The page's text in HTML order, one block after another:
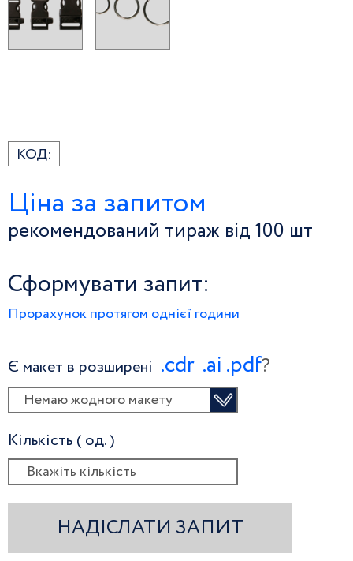
КОД:
Ціна за запитом
рекомендований тираж від 100 шт
Сформувати запит:
Прорахунок протягом однієї години
Є макет в розширені .сdr .ai .pdf?
Немаю жодного макету
Кількість ( од. )
НАДІСЛАТИ ЗАПИТ